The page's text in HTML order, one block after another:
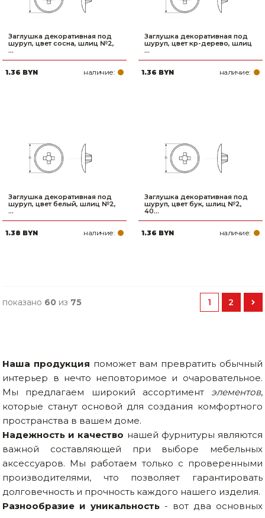
Заглушка декоративная под
шуруп, цвет сосна, шлиц №2,
...
1.36 BYN наличие:
Заглушка декоративная под
шуруп, цвет кр-дерево, шлиц
...
1.36 BYN наличие:
Заглушка декоративная под
шуруп, цвет белый, шлиц №2,
...
1.38 BYN наличие:
Заглушка декоративная под
шуруп, цвет бук, шлиц №2,
40...
1.36 BYN наличие:
показано 60 из 75 1 2
Наша продукция поможет вам превратить обычный
интерьер в нечто неповторимое и очаровательное.
Мы предлагаем широкий ассортимент элементов,
которые станут основой для создания комфортного
пространства в вашем доме.
Надежность и качество нашей фурнитуры являются
важной составляющей при выборе мебельных
аксессуаров. Мы работаем только с проверенными
производителями, что позволяет гарантировать
долговечность и прочность каждого нашего изделия.
Разнообразие и уникальность - вот два основных